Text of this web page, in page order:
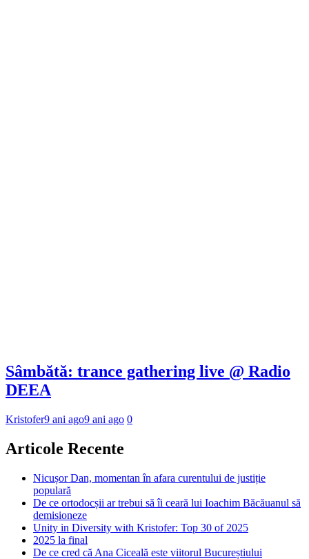
Sâmbătă: trance gathering live @ Radio
DEEA
Kristofer9 ani ago9 ani ago 0
Articole Recente
Nicușor Dan, momentan în afara curentului de justiție
populară
De ce ortodocșii ar trebui să îi ceară lui Ioachim Băcăuanul să
demisioneze
Unity in Diversity with Kristofer: Top 30 of 2025
2025 la final
De ce cred că Ana Ciceală este viitorul Bucureștiului